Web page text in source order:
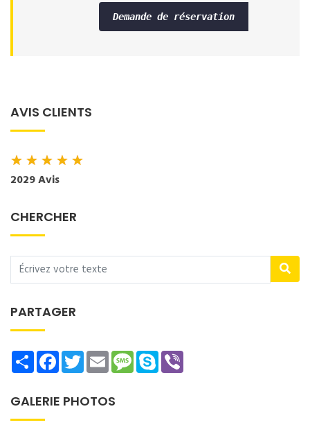
Demande de réservation
AVIS CLIENTS
★★★★★
2029 Avis
CHERCHER
PARTAGER
ShareFacebookTwitterEmailMessage
Skype
GALERIE PHOTOS